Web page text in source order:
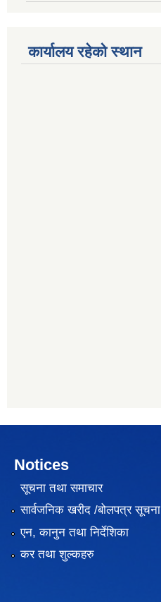
कार्यालय रहेको स्थान
Notices
सूचना तथा समाचार
सार्वजनिक खरीद /बोलपत्र सूचना
एन, कानुन तथा निर्देशिका
कर तथा शुल्कहरु